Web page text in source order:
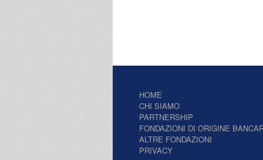
HOME
CHI SIAMO
PARTNERSHIP
FONDAZIONI DI ORIGINE
ALTRE FONDAZIONI
PRIVACY